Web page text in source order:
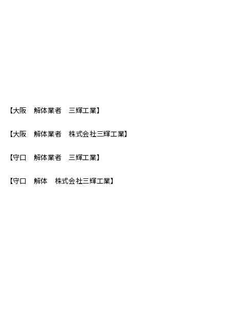
【大阪 解体業者 三輝工業】
【大阪 解体業者 株式会社三輝工業】
【守口 解体業者 三輝工業】
【守口 解体 株式会社三輝工業】